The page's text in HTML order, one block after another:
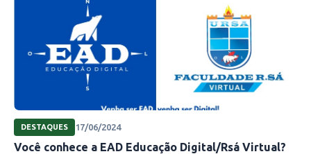
DESTAQUES 17/06/2024
Você conhece a EAD Educação Digital/Rsá Virtual?